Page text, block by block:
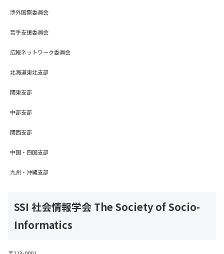
渉外国際委員会
若手支援委員会
広報ネットワーク委員会
北海道東北支部
関東支部
中部支部
関西支部
中国・四国支部
九州・沖縄支部
SSI 社会情報学会 The Society of Socio-
Informatics